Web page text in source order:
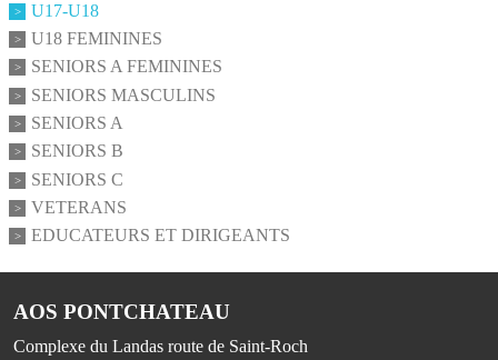
U17-U18
U18 FEMININES
SENIORS A FEMININES
SENIORS MASCULINS
SENIORS A
SENIORS B
SENIORS C
VETERANS
EDUCATEURS ET DIRIGEANTS
AOS PONTCHATEAU
Complexe du Landas route de Saint-Roch